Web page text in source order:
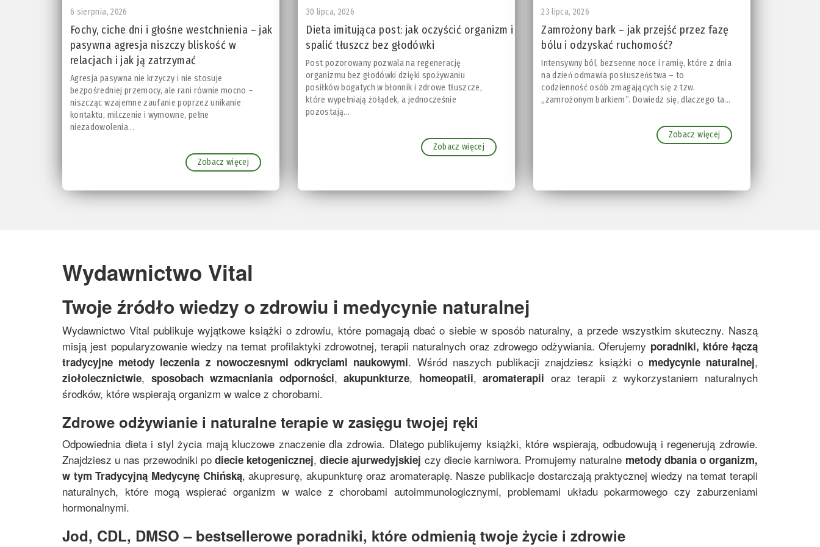
6 sierpnia, 2026
Fochy, ciche dni i głośne westchnienia – jak
pasywna agresja niszczy bliskość w
relacjach i jak ją zatrzymać
Agresja pasywna nie krzyczy i nie stosuje
bezpośredniej przemocy, ale rani równie mocno –
niszcząc wzajemne zaufanie poprzez unikanie
kontaktu, milczenie i wymowne, pełne
niezadowolenia...
Zobacz więcej
30 lipca, 2026
Dieta imitująca post: jak oczyścić organizm i
spalić tłuszcz bez głodówki
Post pozorowany pozwala na regenerację
organizmu bez głodówki dzięki spożywaniu
posiłków bogatych w błonnik i zdrowe tłuszcze,
które wypełniają żołądek, a jednocześnie
pozostają...
Zobacz więcej
23 lipca, 2026
Zamrożony bark – jak przejść przez fazę
bólu i odzyskać ruchomość?
Intensywny ból, bezsenne noce i ramię, które z dnia
na dzień odmawia posłuszeństwa – to
codzienność osób zmagających się z tzw.
„zamrożonym barkiem”. Dowiedz się, dlaczego ta...
Zobacz więcej
Wydawnictwo Vital
Twoje źródło wiedzy o zdrowiu i medycynie naturalnej
Wydawnictwo Vital publikuje wyjątkowe książki o zdrowiu, które pomagają dbać o siebie w sposób naturalny, a przede wszystkim skuteczny. Naszą
misją jest popularyzowanie wiedzy na temat profilaktyki zdrowotnej, terapii naturalnych oraz zdrowego odżywiania. Oferujemy poradniki, które łączą
tradycyjne metody leczenia z nowoczesnymi odkryciami naukowymi. Wśród naszych publikacji znajdziesz książki o medycynie naturalnej,
ziołolecznictwie, sposobach wzmacniania odporności,akupunkturze, homeopatii,aromaterapii oraz terapii z wykorzystaniem naturalnych
środków, które wspierają organizm w walce z chorobami.
Zdrowe odżywianie i naturalne terapie w zasięgu twojej ręki
Odpowiednia dieta i styl życia mają kluczowe znaczenie dla zdrowia. Dlatego publikujemy książki, które wspierają, odbudowują i regenerują zdrowie.
Znajdziesz u nas przewodniki po diecie ketogenicznej,diecie ajurwedyjskiej czy diecie karniwora. Promujemy naturalne metody dbania o organizm,
w tymTradycyjną Medycynę Chińską, akupresurę, akupunkturę oraz aromaterapię. Nasze publikacje dostarczają praktycznej wiedzy na temat terapii
naturalnych, które mogą wspierać organizm w walce z chorobami autoimmunologicznymi, problemami układu pokarmowego czy zaburzeniami
hormonalnymi.
Jod, CDL, DMSO – bestsellerowe poradniki, które odmienią twoje życie i zdrowie